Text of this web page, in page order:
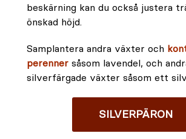
beskärning kan du också justera
önskad höjd.
Samplantera andra växter och
perenner såsom lavendel, och
silverfärgade växter såsom ett
SILVERPÄRON